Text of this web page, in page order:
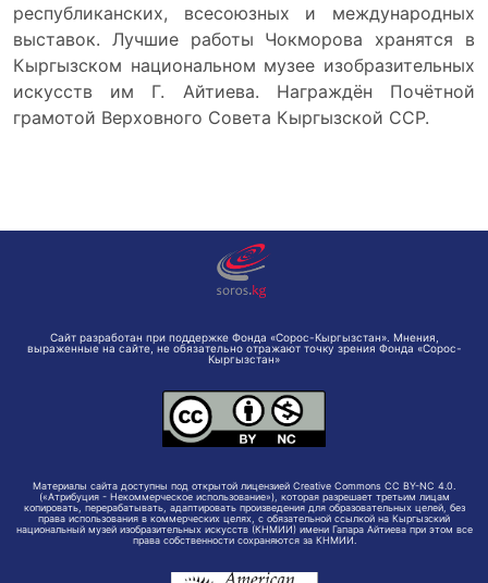
республиканских, всесоюзных и международных
выставок. Лучшие работы Чокморова хранятся в
Кыргызском национальном музее изобразительных
искусств им Г. Айтиева. Награждён Почётной
грамотой Верховного Совета Кыргызской ССР.
Сайт разработан при поддержке Фонда «Сорос-Кыргызстан». Мнения,
выраженные на сайте, не обязательно отражают точку зрения Фонда «Сорос-
Кыргызстан»
Материалы сайта доступны под открытой лицензией Creative Commons CC BY-NC 4.0.
(«Атрибуция - Некоммерческое использование»), которая разрешает третьим лицам
копировать, перерабатывать, адаптировать произведения для образовательных целей, без
права использования в коммерческих целях, с обязательной ссылкой на Кыргызский
национальный музей изобразительных искусств (КНМИИ) имени Гапара Айтиева при этом все
права собственности сохраняются за КНМИИ.